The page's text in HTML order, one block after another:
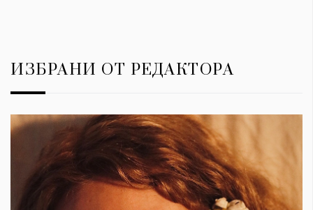
ИЗБРАНИ ОТ РЕДАКТОРА
Ако нашият сайт ви харесва, можете да се абонирате за
© 2026, HighViewArt | Всички права запазени